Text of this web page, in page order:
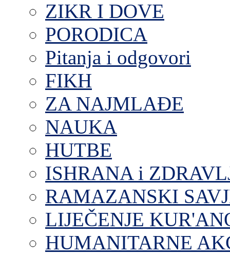
ZIKR I DOVE
PORODICA
Pitanja i odgovori
FIKH
ZA NAJMLAĐE
NAUKA
HUTBE
ISHRANA i
RAMAZANSKI
LIJEČENJE
HUMANITARNE